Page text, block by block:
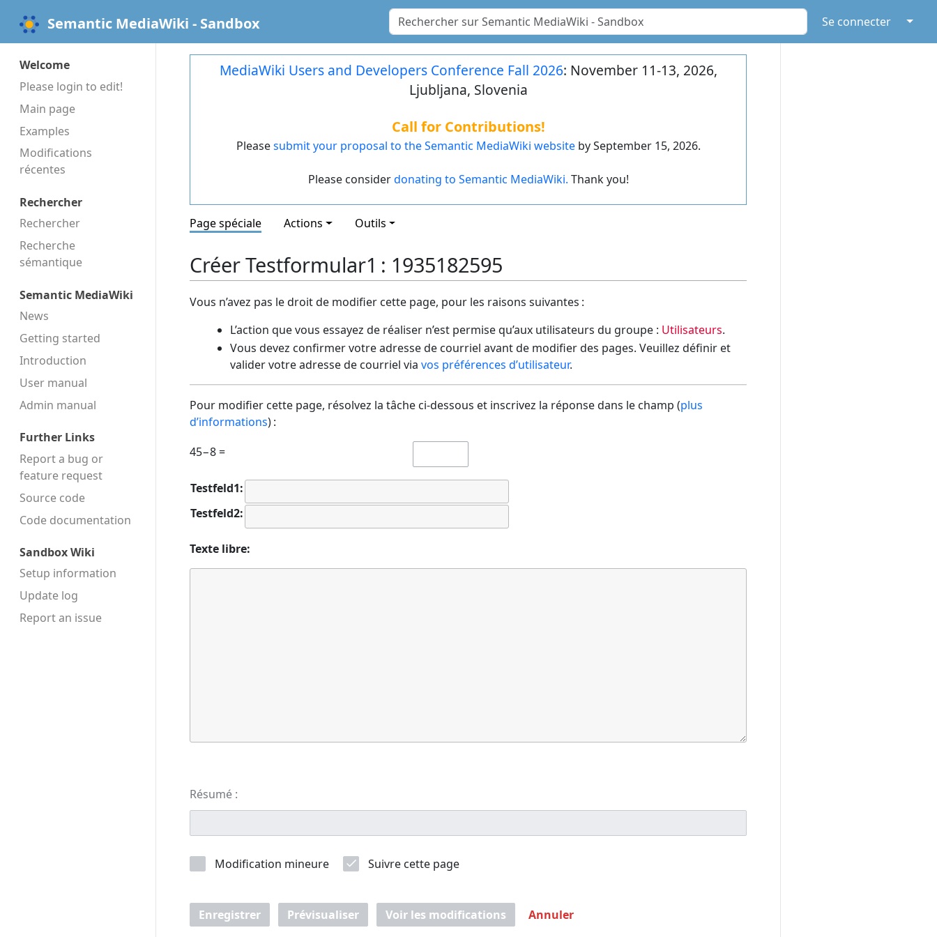
Semantic MediaWiki - Sandbox Se connecter ↓
Welcome
Please login to edit!
Main page
Examples
Modifications
récentes
Rechercher
Rechercher
Recherche
sémantique
Semantic MediaWiki
News
Getting started
Introduction
User manual
Admin manual
Further Links
Report a bug or
feature request
Source code
Code docu­mentation
Sandbox Wiki
Setup information
Update log
Report an issue
MediaWiki Users and Developers Conference Fall 2026: November 11-13, 2026,
Ljubljana, Slovenia
Call for Contributions!
Pleasesubmit your proposal to the Semantic MediaWiki websiteby September 15, 2026.
Please considerdonating to Semantic MediaWiki. Thank you!
Page spéciale Actions Outils
Créer Testformular1 : 1935182595
Vous n’avez pas le droit de modifier cette page, pour les raisons suivantes :
L’action que vous essayez de réaliser n’est permise qu’aux utilisateurs du groupe : Utilisateurs.
Vous devez confirmer votre adresse de courriel avant de modifier des pages. Veuillez définir et
valider votre adresse de courriel via vos préférences d’utilisateur.
Pour modifier cette page, résolvez la tâche ci-dessous et inscrivez la réponse dans le champ (plus
d’informations) :
45−8 =
Testfeld1:
Testfeld2:
Texte libre:
Résumé :
Modification mineure Suivre cette page
Enregistrer Prévisualiser Voir les modifications Annuler